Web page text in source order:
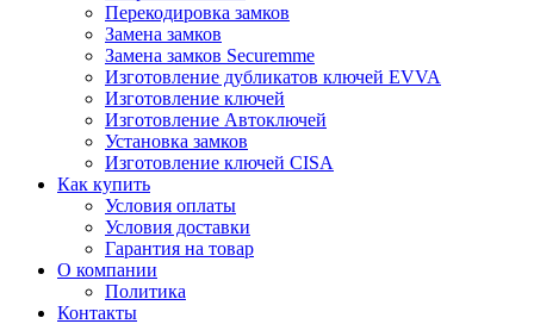
Перекодировка замков
Замена замков
Замена замков Securemme
Изготовление дубликатов ключей EVVA
Изготовление ключей
Изготовление Автоключей
Установка замков
Изготовление ключей CISA
Как купить
Условия оплаты
Условия доставки
Гарантия на товар
О компании
Политика
Контакты